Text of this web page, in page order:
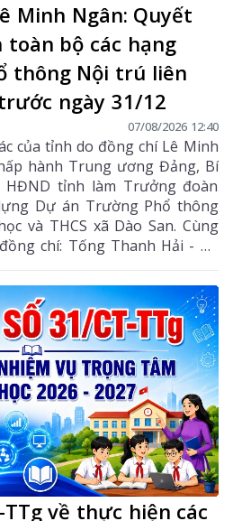
Minh Ngân: Quyết
bộ các hạng
thông Nội trú liên
ngày 31/12
07/08/2026 12:40
của tỉnh do đồng chí Lê Minh
hành Trung ương Đảng, Bí
tỉnh làm Trưởng đoàn
Dự án Trường Phổ thông
và THCS xã Dào San. Cùng
chí: Tống Thanh Hải - Uỷ
ủy, Phó Chủ tịch Thường
Dục - Ủy viên Ban Thường vụ,
và Dân vận Tỉnh ủy; lãnh đạo
và xã Dào San.
về thực hiện các